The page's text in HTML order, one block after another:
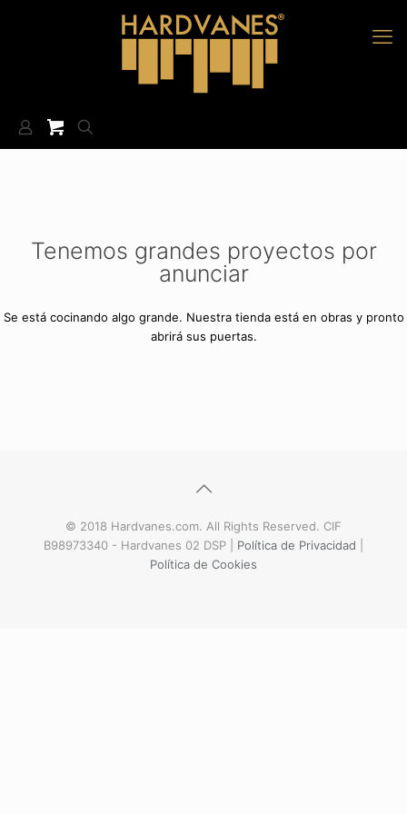
Tenemos grandes proyectos por
anunciar
Se está cocinando algo grande. Nuestra tienda está en obras y pronto
abrirá sus puertas.
© 2018 Hardvanes.com. All Rights Reserved. CIF
B98973340 - Hardvanes 02 DSP | Política de Privacidad
Política de Cookies